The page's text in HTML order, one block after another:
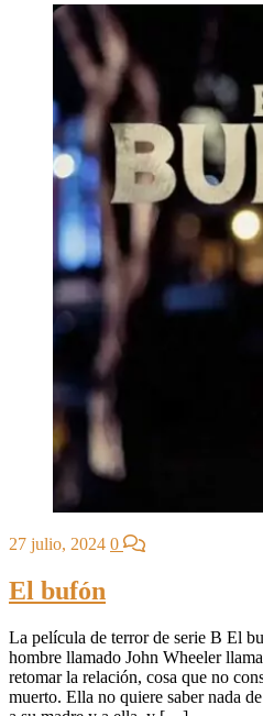
27 julio, 2024 0
El bufón
La película de terror de serie B El
hombre llamado John Wheeler
retomar la relación, cosa que no
muerto. Ella no quiere saber nada